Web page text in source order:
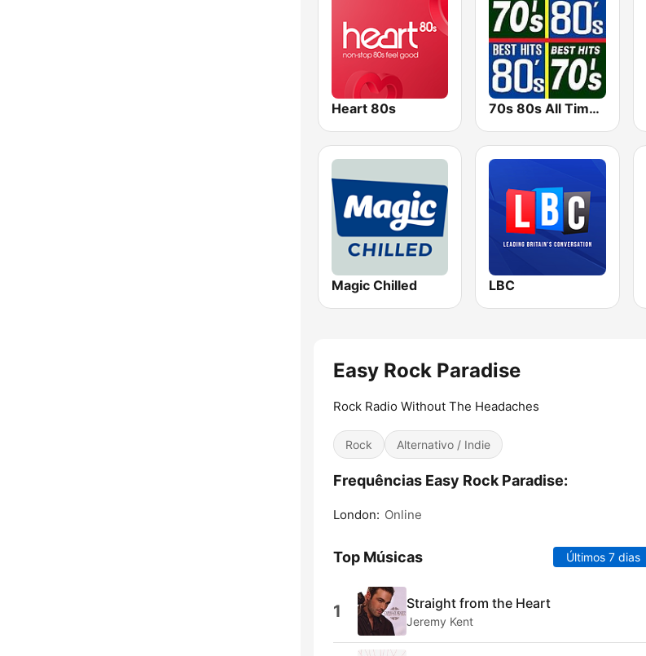
Heart 80s 70s 80s All Time Greatest
Magic Chilled LBC
Easy Rock Paradise
Rock Radio Without The Headaches
Rock Alternativo / Indie
Frequências Easy Rock Paradise:
London: Online
Top Músicas Últimos 7 dias
1 Straight from the Heart
Jeremy Kent